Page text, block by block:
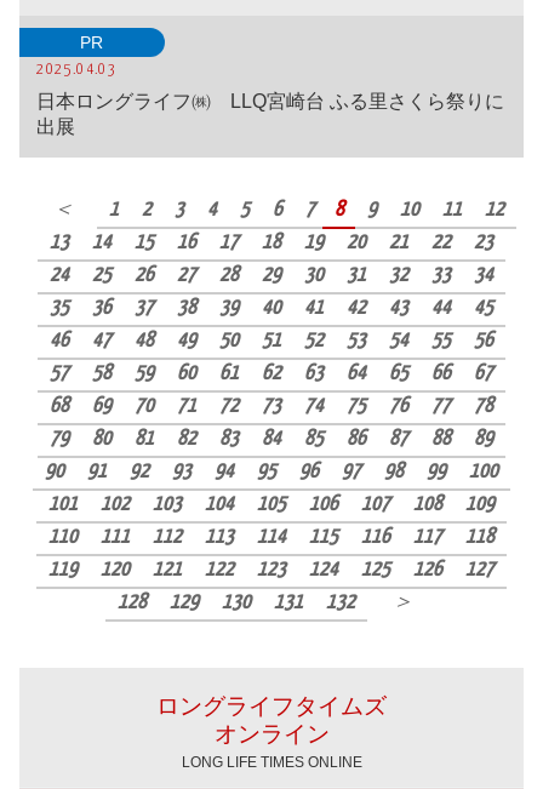
PR
2025.04.03
日本ロングライフ㈱ LLQ宮崎台 ふる里さくら祭りに
出展
＜ 1 2 3 4 5 6 7 8 9 10 11
12
13
14 15 16 17 18 19 20 21 22
23
24
25 26 27 28 29 30 31 32 33
34
35
36 37 38 39 40 41 42 43 44
45
46
47 48 49 50 51 52 53 54 55
56
57
58 59 60 61 62 63 64 65 66
67
68
69 70 71 72 73 74 75 76 77
78
79
80 81 82 83 84 85 86 87 88
89
90
91 92 93 94 95 96 97 98 99
100
101
102 103 104 105 106 107 108
109
110
111 112 113 114 115 116 117
118
119
120 121 122 123 124 125 126
127
128
129 130 131 132 ＞
ロングライフタイムズ
オンライン
LONG LIFE TIMES ONLINE